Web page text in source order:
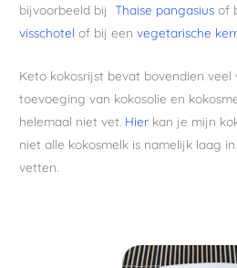
bijvoorbeeld bijThaise pangasius of
visschotel of bij eenvegetarische
Keto kokosrijst bevat bovendien veel
toevoeging van kokosolie en
helemaal niet vet. Hier kan je mijn
niet alle kokosmelk is namelijk laag
vetten.